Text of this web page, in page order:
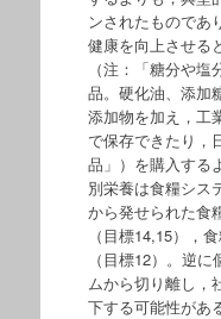
ンされたものであ
健康を向上させる
（注：「糖分や
品。硬化油、添加
添加物を加え，工
で保存できたり，
品」）を購入する
別栄養は食糧シス
から発せられた食
（目標14,15），
（目標12）。逆
ムから切り離し，
下する可能性があ